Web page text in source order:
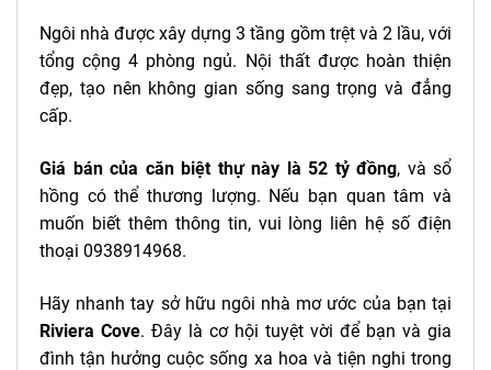
Ngôi nhà được xây dựng 3 tầng gồm trệt và 2 lầu, với
tổng cộng 4 phòng ngủ. Nội thất được hoàn thiện
đẹp, tạo nên không gian sống sang trọng và đẳng
cấp.
Giá bán của căn biệt thự này là 52 tỷ đồng, và sổ
hồng có thể thương lượng. Nếu bạn quan tâm và
muốn biết thêm thông tin, vui lòng liên hệ số điện
thoại 0938914968.
Hãy nhanh tay sở hữu ngôi nhà mơ ước của bạn tại
Riviera Cove. Đây là cơ hội tuyệt vời để bạn và gia
đình tận hưởng cuộc sống xa hoa và tiện nghi trong